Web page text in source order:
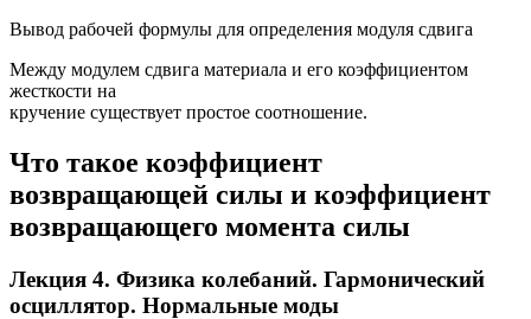
Вывод рабочей формулы для определения модуля сдвига
Между модулем сдвига материала и его коэффициентом
жесткости на
кручение существует простое соотношение.
Что такое коэффициент
возвращающей силы и коэффициент
возвращающего момента силы
Лекция 4. Физика колебаний. Гармонический
осциллятор. Нормальные моды